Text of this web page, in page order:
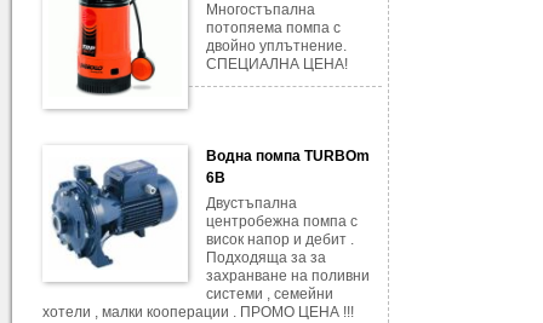
Многостъпална
потопяема помпа с
двойно уплътнение.
СПЕЦИАЛНА ЦЕНА!
Водна помпа TURBOm
6B
Двустъпална
центробежна помпа с
висок напор и дебит .
Подходяща за за
захранване на поливни
системи , семейни
хотели , малки кооперации . ПРОМО ЦЕНА !!!